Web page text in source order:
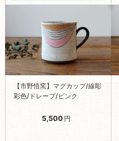
【市野悟窯】マグカップ/線彫
彩色/ドレープ/ピンク
5,500 円